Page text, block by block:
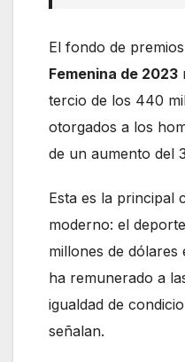
El fondo de
Femenina de 2023
tercio de los 440
otorgados a los
de un aumento del
Esta es la principal
moderno: el
millones de dólares
ha remunerado a
igualdad de
señalan.